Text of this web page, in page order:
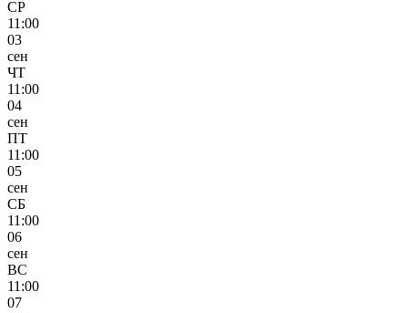
СР
11:00
03
сен
ЧТ
11:00
04
сен
ПТ
11:00
05
сен
СБ
11:00
06
сен
ВС
11:00
07